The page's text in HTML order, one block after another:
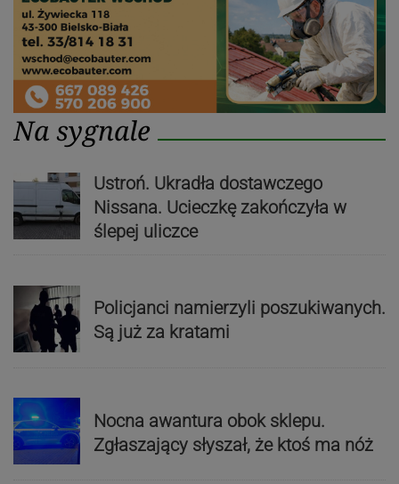
Na sygnale
Ustroń. Ukradła dostawczego
Nissana. Ucieczkę zakończyła w
ślepej uliczce
Policjanci namierzyli poszukiwanych.
Są już za kratami
Nocna awantura obok sklepu.
Zgłaszający słyszał, że ktoś ma nóż